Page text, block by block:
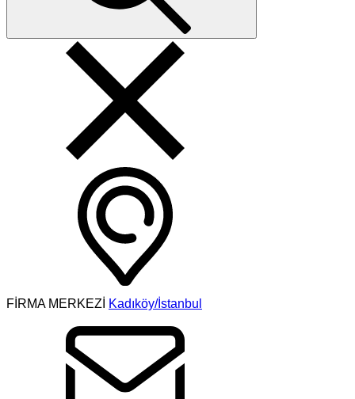
FİRMA MERKEZİ Kadıköy/İstanbul